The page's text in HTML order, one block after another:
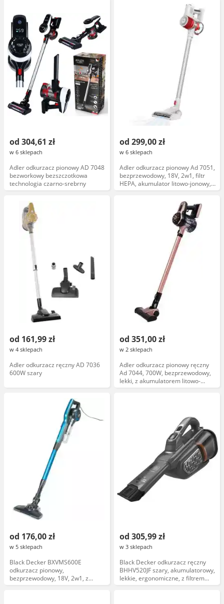
od 304,61 zł
w 6 sklepach
Adler odkurzacz pionowy AD 7048
bezworkowy bezszczotkowa
technologia czarno-srebrny
od 299,00 zł
w 6 sklepach
Adler odkurzacz pionowy Ad 7051,
bezprzewodowy, 18V, 2w1, filtr
HEPA, akumulator litowo-jonowy,
kolor czarny
od 161,99 zł
w 4 sklepach
Adler odkurzacz ręczny AD 7036
600W szary
od 351,00 zł
w 2 sklepach
Adler odkurzacz pionowy ręczny
Ad 7044, 700W, bezprzewodowy,
lekki, z akumulatorem litowo-
jonowym, filtr HEPA, czarny
od 176,00 zł
w 5 sklepach
Black Decker BXVMS600E
odkurzacz pionowy,
bezprzewodowy, 18V, 2w1, z
filtrem HEPA, akumulator litowo-
od 305,99 zł
w 3 sklepach
Black Decker odkurzacz ręczny
BHHV520JF szary, akumulatorowy,
lekkie, ergonomiczne, z filtrem
HEPA